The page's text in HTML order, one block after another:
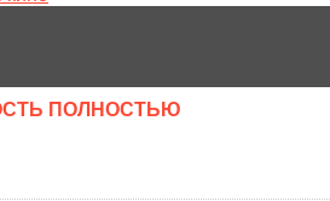
ПОЛНОСТЬЮ